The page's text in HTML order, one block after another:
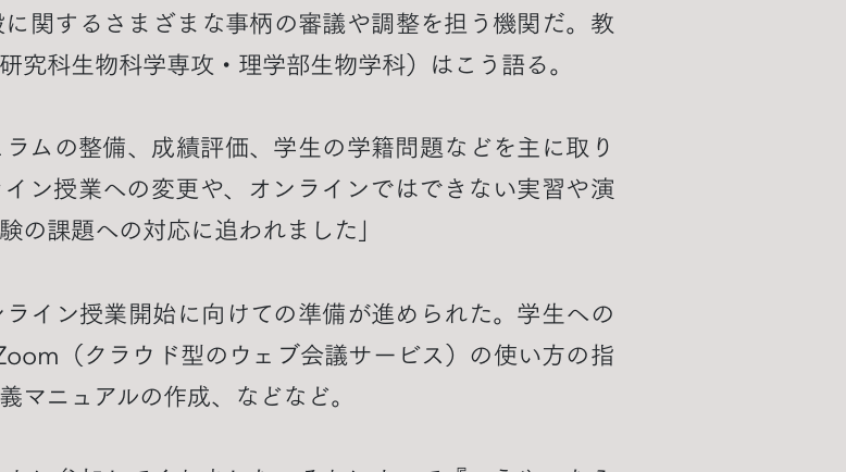
関するさまざまな事柄の審議や調整を担う機関だ。教
究科生物科学専攻・理学部生物学科）はこう語る。
ムの整備、成績評価、学生の学籍問題などを主に取り
ン授業への変更や、オンラインではできない実習や演
課題への対応に追われました」
イン授業開始に向けての準備が進められた。学生への
（クラウド型のウェブ会議サービス）の使い方の指
ニュアルの作成、などなど。